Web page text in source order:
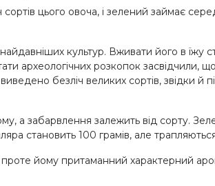
цього овоча, і зелений займає
культур. Вживати його в
археологічних розкопок
безліч великих сортів, звідки
а забарвлення залежить від сорту.
становить 100 грамів, але трапляються
йому притаманний характерний